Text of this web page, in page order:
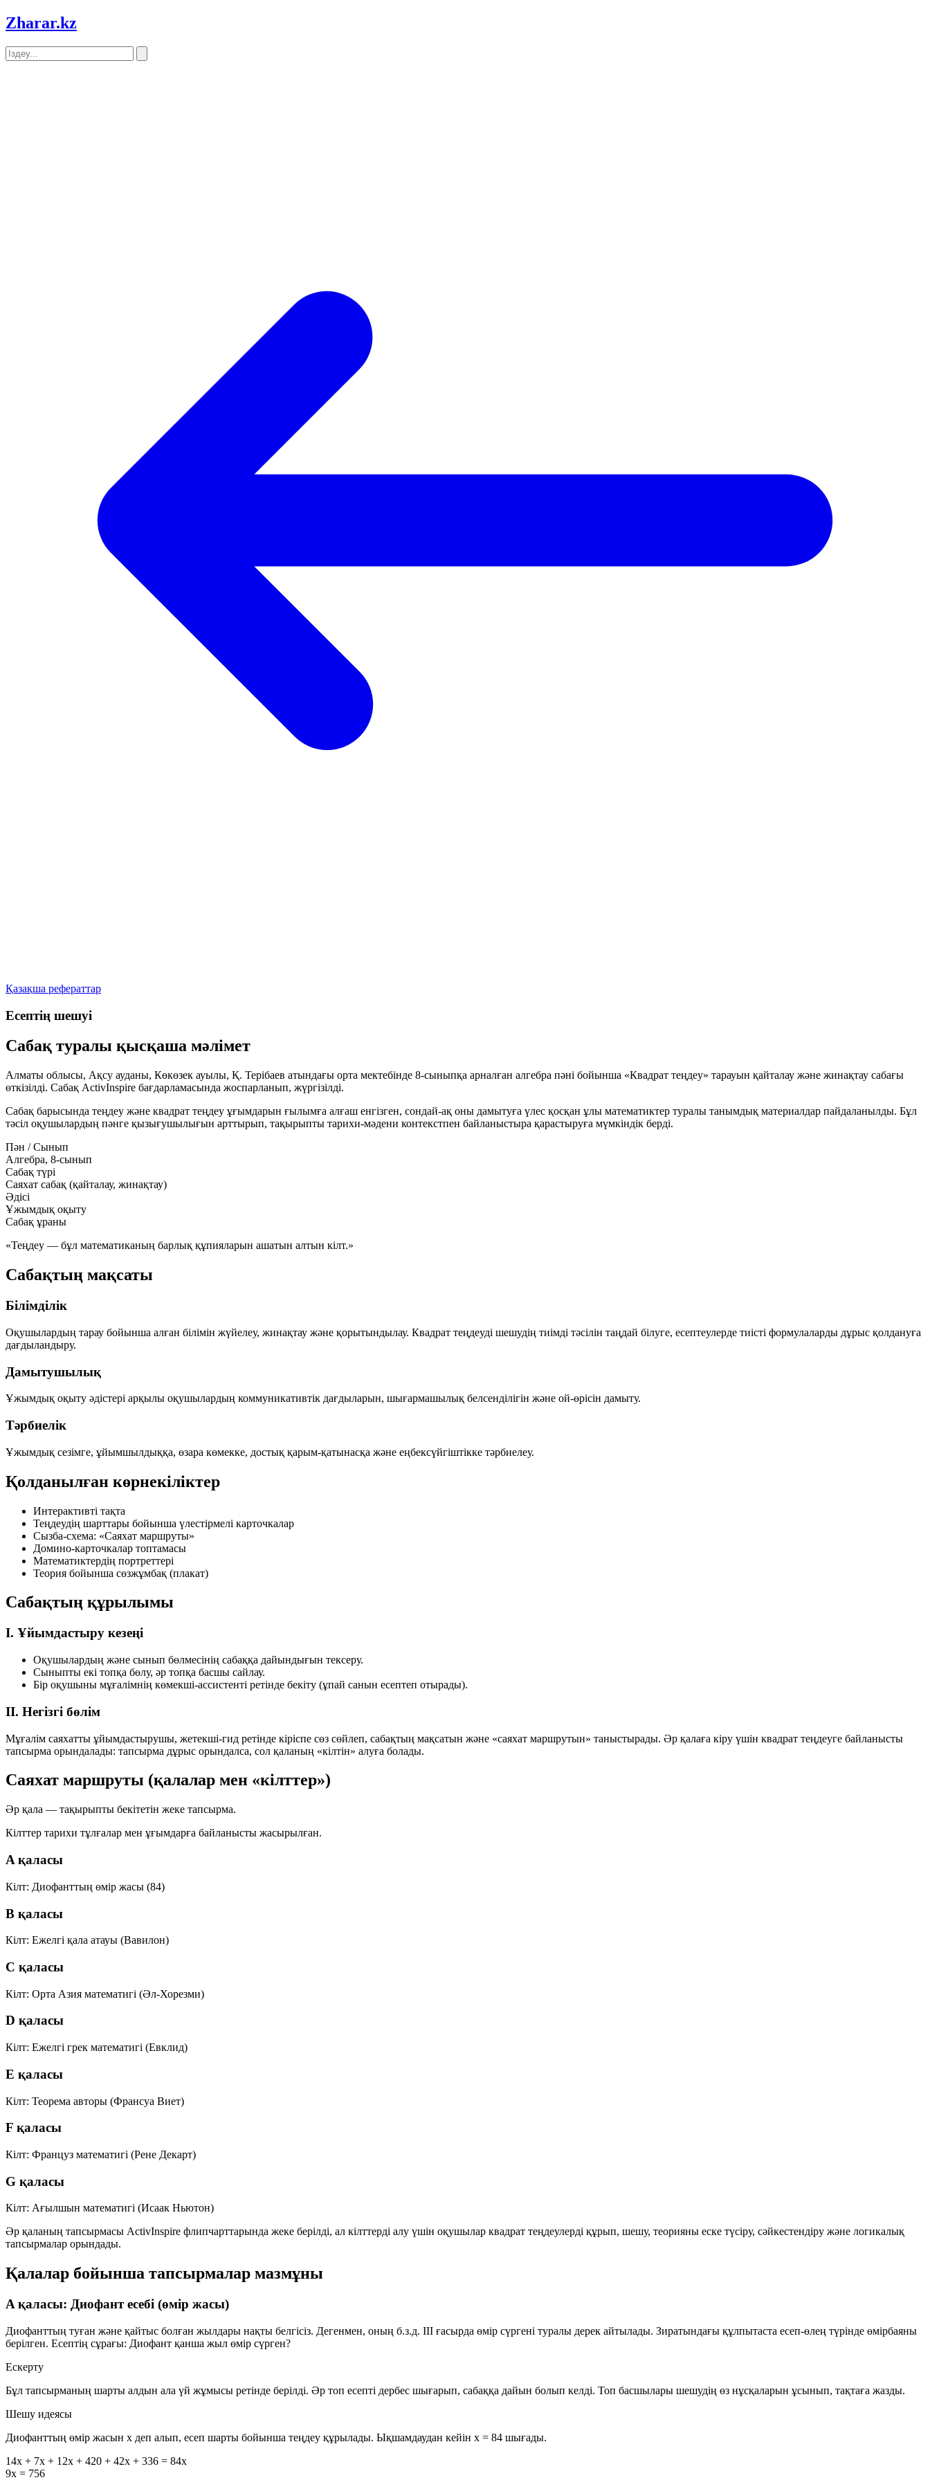
Zharar.kz
Қазақша рефераттар
Есептің шешуі
Сабақ туралы қысқаша мәлімет
Алматы облысы, Ақсу ауданы, Көкөзек ауылы, Қ. Терібаев атындағы орта мектебінде 8-сыныпқа арналған алгебра пәні бойынша «Квадрат теңдеу» тарауын қайталау және жинақтау сабағы
өткізілді. Сабақ ActivInspire бағдарламасында жоспарланып, жүргізілді.
Сабақ барысында теңдеу және квадрат теңдеу ұғымдарын ғылымға алғаш енгізген, сондай-ақ оны дамытуға үлес қосқан ұлы математиктер туралы танымдық материалдар пайдаланылды. Бұл
тәсіл оқушылардың пәнге қызығушылығын арттырып, тақырыпты тарихи-мәдени контекстпен байланыстыра қарастыруға мүмкіндік берді.
Пән / Сынып
Алгебра, 8-сынып
Сабақ түрі
Саяхат сабақ (қайталау, жинақтау)
Әдісі
Ұжымдық оқыту
Сабақ ұраны
«Теңдеу — бұл математиканың барлық құпияларын ашатын алтын кілт.»
Сабақтың мақсаты
Білімділік
Оқушылардың тарау бойынша алған білімін жүйелеу, жинақтау және қорытындылау. Квадрат теңдеуді шешудің тиімді тәсілін таңдай білуге, есептеулерде тиісті формулаларды дұрыс қолдануға
дағдыландыру.
Дамытушылық
Ұжымдық оқыту әдістері арқылы оқушылардың коммуникативтік дағдыларын, шығармашылық белсенділігін және ой-өрісін дамыту.
Тәрбиелік
Ұжымдық сезімге, ұйымшылдыққа, өзара көмекке, достық қарым-қатынасқа және еңбексүйгіштікке тәрбиелеу.
Қолданылған көрнекіліктер
Интерактивті тақта
Теңдеудің шарттары бойынша үлестірмелі карточкалар
Сызба-схема: «Саяхат маршруты»
Домино-карточкалар топтамасы
Математиктердің портреттері
Теория бойынша сөзжұмбақ (плакат)
Сабақтың құрылымы
I. Ұйымдастыру кезеңі
Оқушылардың және сынып бөлмесінің сабаққа дайындығын тексеру.
Сыныпты екі топқа бөлу, әр топқа басшы сайлау.
Бір оқушыны мұғалімнің көмекші-ассистенті ретінде бекіту (ұпай санын есептеп отырады).
II. Негізгі бөлім
Мұғалім саяхатты ұйымдастырушы, жетекші-гид ретінде кіріспе сөз сөйлеп, сабақтың мақсатын және «саяхат маршрутын» таныстырады. Әр қалаға кіру үшін квадрат теңдеуге байланысты
тапсырма орындалады: тапсырма дұрыс орындалса, сол қаланың «кілтін» алуға болады.
Саяхат маршруты (қалалар мен «кілттер»)
Әр қала — тақырыпты бекітетін жеке тапсырма.
Кілттер тарихи тұлғалар мен ұғымдарға байланысты жасырылған.
A қаласы
Кілт: Диофанттың өмір жасы (84)
B қаласы
Кілт: Ежелгі қала атауы (Вавилон)
C қаласы
Кілт: Орта Азия математигі (Әл-Хорезми)
D қаласы
Кілт: Ежелгі грек математигі (Евклид)
E қаласы
Кілт: Теорема авторы (Франсуа Виет)
F қаласы
Кілт: Француз математигі (Рене Декарт)
G қаласы
Кілт: Ағылшын математигі (Исаак Ньютон)
Әр қаланың тапсырмасы ActivInspire флипчарттарында жеке берілді, ал кілттерді алу үшін оқушылар квадрат теңдеулерді құрып, шешу, теорияны еске түсіру, сәйкестендіру және логикалық
тапсырмалар орындады.
Қалалар бойынша тапсырмалар мазмұны
A қаласы: Диофант есебі (өмір жасы)
Диофанттың туған және қайтыс болған жылдары нақты белгісіз. Дегенмен, оның б.з.д. III ғасырда өмір сүргені туралы дерек айтылады. Зиратындағы құлпытаста есеп-өлең түрінде өмірбаяны
берілген. Есептің сұрағы: Диофант қанша жыл өмір сүрген?
Ескерту
Бұл тапсырманың шарты алдын ала үй жұмысы ретінде берілді. Әр топ есепті дербес шығарып, сабаққа дайын болып келді. Топ басшылары шешудің өз нұсқаларын ұсынып, тақтаға жазды.
Шешу идеясы
Диофанттың өмір жасын x деп алып, есеп шарты бойынша теңдеу құрылады. Ықшамдаудан кейін x = 84 шығады.
14x + 7x + 12x + 420 + 42x + 336 = 84x
9x = 756